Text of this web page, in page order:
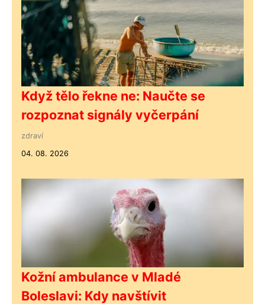
Když tělo řekne ne: Naučte se
rozpoznat signály vyčerpání
zdraví
04. 08. 2026
Kožní ambulance v Mladé
Boleslavi: Kdy navštívit